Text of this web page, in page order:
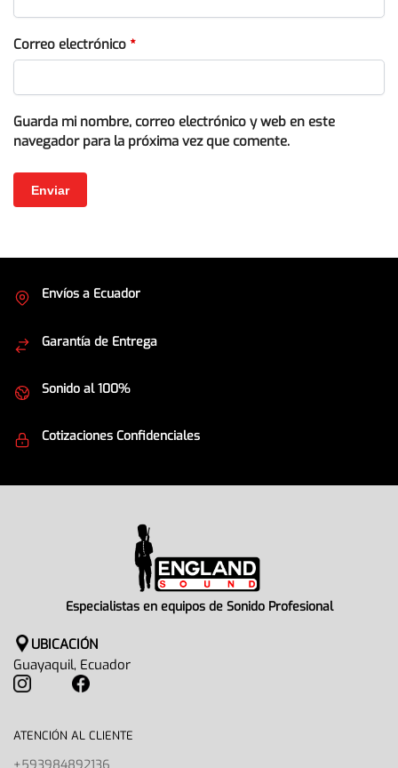
Correo electrónico *
Guarda mi nombre, correo electrónico y web en este
navegador para la próxima vez que comente.
Envíos a Ecuador
Garantía de Entrega
Sonido al 100%
Cotizaciones Confidenciales
Especialistas en equipos de Sonido Profesional
UBICACIÓN
Guayaquil, Ecuador
ATENCIÓN AL CLIENTE